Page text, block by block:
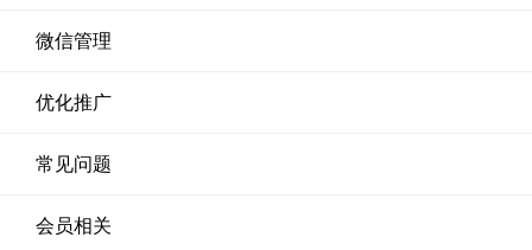
微信管理
优化推广
常见问题
会员相关